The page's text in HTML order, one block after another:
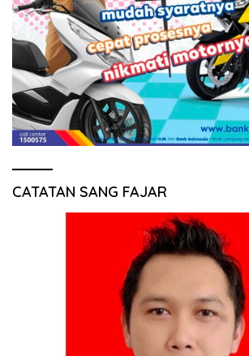
CATATAN SANG FAJAR